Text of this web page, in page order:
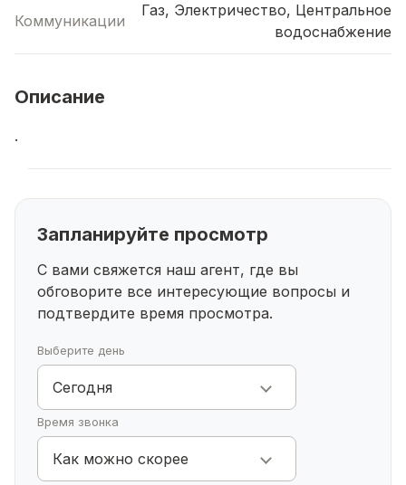
Коммуникации
Газ, Электричество, Центральное
водоснабжение
Описание
.
Запланируйте просмотр
С вами свяжется наш агент, где вы
обговорите все интересующие вопросы и
подтвердите время просмотра.
Выберите день
Сегодня
Время звонка
Как можно скорее